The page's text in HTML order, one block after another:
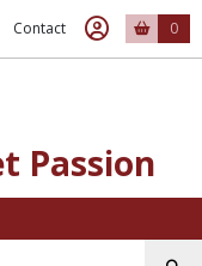
Contact 0
Passion